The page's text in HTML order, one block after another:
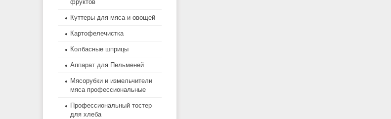
фруктов
Куттеры для мяса и овощей
Картофелечистка
Колбасные шприцы
Аппарат для Пельменей
Мясорубки и измельчители
мяса профессиональные
Профессиональный тостер
для хлеба